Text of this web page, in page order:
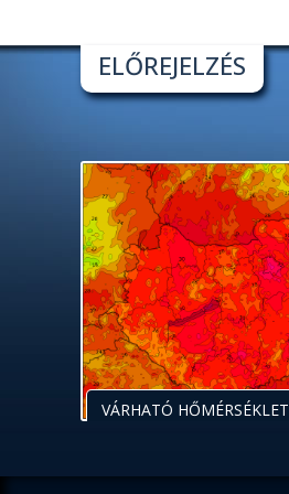
ELŐREJELZÉS
VÁRHATÓ HŐMÉRSÉKLET